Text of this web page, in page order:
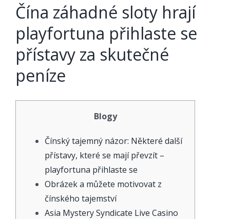
Čína záhadné sloty hrají
playfortuna přihlaste se
přístavy za skutečné
peníze
Blogy
Čínský tajemný názor: Některé další
přístavy, které se mají převzít –
playfortuna přihlaste se
Obrázek a můžete motivovat z
čínského tajemství
Asia Mystery Syndicate Live Casino